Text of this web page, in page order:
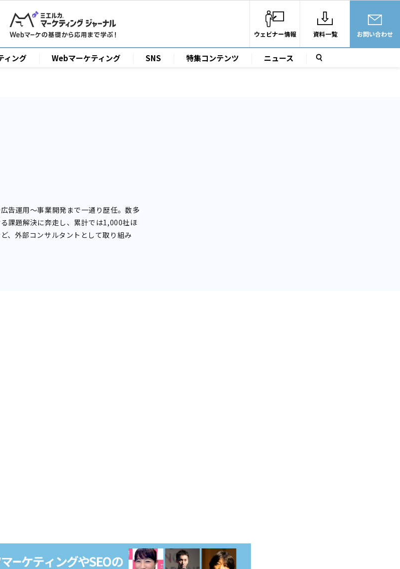
ウェビナー情報 資料一覧 お問い合わせ
ィング Webマーケティング SNS 特集コンテンツ ニュース
告運用〜事業開発まで一通り歴任。数多
課題解決に奔走し、累計では1,000社ほ
、外部コンサルタントとして取り組み